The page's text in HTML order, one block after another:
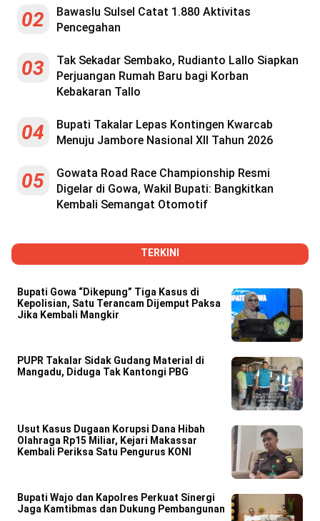
02
Bawaslu Sulsel Catat 1.880 Aktivitas
Pencegahan
03
Tak Sekadar Sembako, Rudianto Lallo Siapkan
Perjuangan Rumah Baru bagi Korban
Kebakaran Tallo
04
Bupati Takalar Lepas Kontingen Kwarcab
Menuju Jambore Nasional XII Tahun 2026
05
Gowata Road Race Championship Resmi
Digelar di Gowa, Wakil Bupati: Bangkitkan
Kembali Semangat Otomotif
TERKINI
Bupati Gowa “Dikepung” Tiga Kasus di
Kepolisian, Satu Terancam Dijemput Paksa
Jika Kembali Mangkir
PUPR Takalar Sidak Gudang Material di
Mangadu, Diduga Tak Kantongi PBG
Usut Kasus Dugaan Korupsi Dana Hibah
Olahraga Rp15 Miliar, Kejari Makassar
Kembali Periksa Satu Pengurus KONI
Bupati Wajo dan Kapolres Perkuat Sinergi
Jaga Kamtibmas dan Dukung Pembangunan